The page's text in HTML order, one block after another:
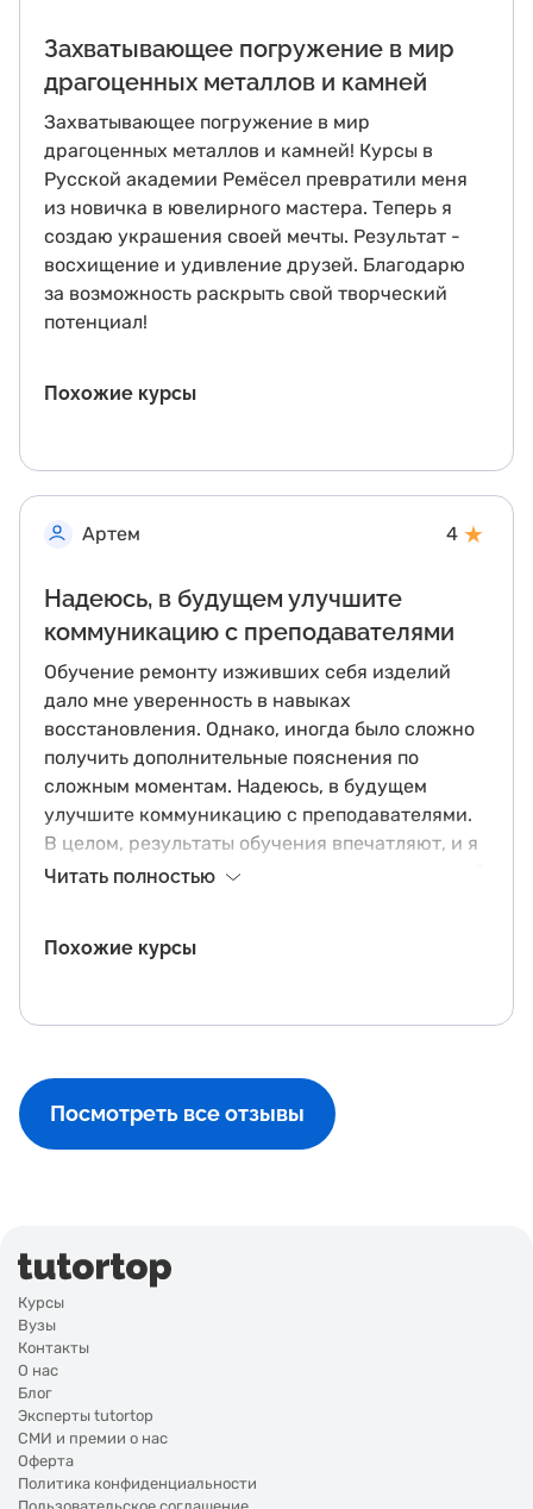
Захватывающее погружение в мир
драгоценных металлов и камней
Захватывающее погружение в мир
драгоценных металлов и камней! Курсы в
Русской академии Ремёсел превратили меня
из новичка в ювелирного мастера. Теперь я
создаю украшения своей мечты. Результат -
восхищение и удивление друзей. Благодарю
за возможность раскрыть свой творческий
потенциал!
Похожие курсы
Артем 4 ★
Надеюсь, в будущем улучшите
коммуникацию с преподавателями
Обучение ремонту изживших себя изделий
дало мне уверенность в навыках
восстановления. Однако, иногда было сложно
получить дополнительные пояснения по
сложным моментам. Надеюсь, в будущем
улучшите коммуникацию с преподавателями.
В целом, результаты обучения впечатляют, и я
горжусь своими достижениями в ремесленной
Читать полностью
Похожие курсы
Посмотреть все отзывы
Курсы
Вузы
Контакты
О нас
Блог
Эксперты tutortop
СМИ и премии о нас
Оферта
Политика конфиденциальности